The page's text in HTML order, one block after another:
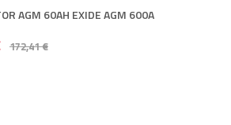
AGM 60AH EXIDE AGM 600A
172,41 €